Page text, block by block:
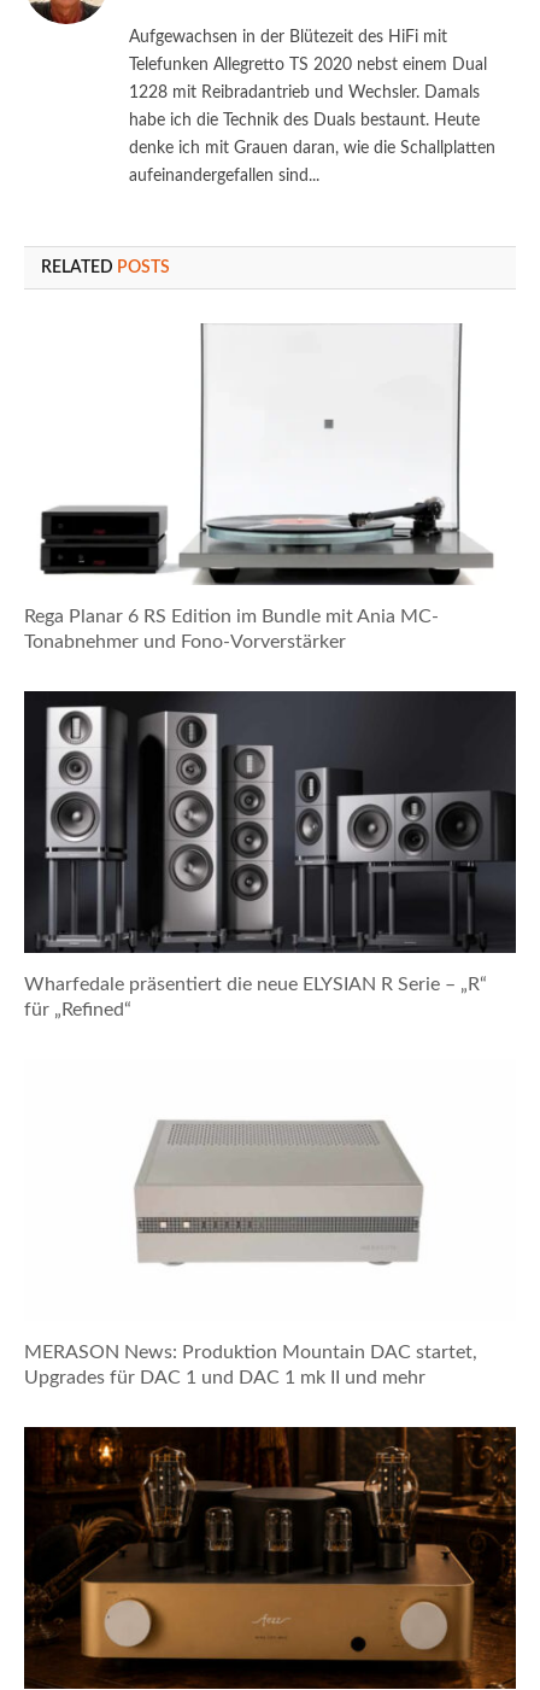
Aufgewachsen in der Blütezeit des HiFi mit
Telefunken Allegretto TS 2020 nebst einem Dual
1228 mit Reibradantrieb und Wechsler. Damals
habe ich die Technik des Duals bestaunt. Heute
denke ich mit Grauen daran, wie die Schallplatten
aufeinandergefallen sind...
RELATED POSTS
Rega Planar 6 RS Edition im Bundle mit Ania MC-
Tonabnehmer und Fono-Vorverstärker
Wharfedale präsentiert die neue ELYSIAN R Serie – „R“
für „Refined“
MERASON News: Produktion Mountain DAC startet,
Upgrades für DAC 1 und DAC 1 mk II und mehr